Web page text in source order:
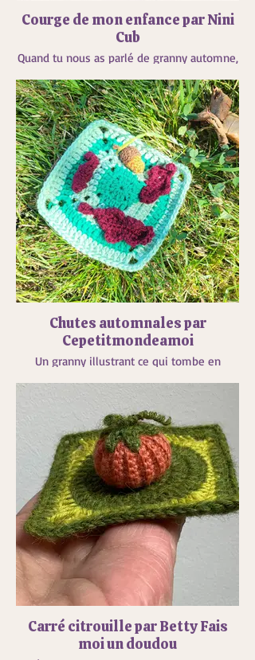
Courge de mon enfance par Nini
Cub
Quand tu nous as parlé de granny automne,
avait un escalier chez elle et qui mettait
une courge sur chaque marche. Et quand on
allait la voir, elle nous disait de choisir celle
que l’on voulait. J’adorais ces moments. Et
depuis quelques années, j’adore mettre les
courges sur mes marches. Et comme je
n’en ai pas toute l’année, j’en ai fais au
crochet ainsi qu’une butternut et une cosse
de petites pois. Un Clin d’œil à cette gd
mère que j’ai perdu jeune.
Et mon granny automnal devait avoir une
courge au centre.
Chutes automnales par
Cepetitmondeamoi
Un granny illustrant ce qui tombe en
Carré citrouille par Betty Fais
moi un doudou